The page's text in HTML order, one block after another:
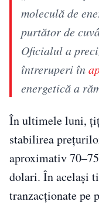
moleculă de
purtător de
Oficialul a
întreruperi în
energetică a
În ultimele luni,
stabilirea
aproximativ
dolari. În același
tranzacționate pe